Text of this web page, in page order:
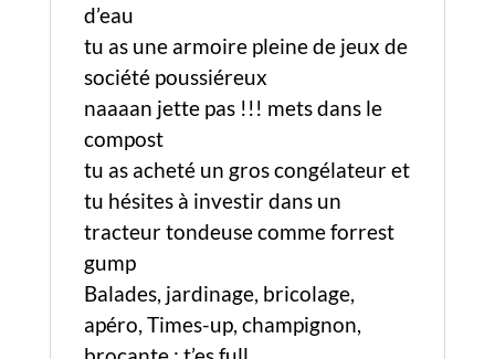
d’eau
tu as une armoire pleine de jeux de
société poussiéreux
naaaan jette pas !!! mets dans le
compost
tu as acheté un gros congélateur et
tu hésites à investir dans un
tracteur tondeuse comme forrest
gump
Balades, jardinage, bricolage,
apéro, Times-up, champignon,